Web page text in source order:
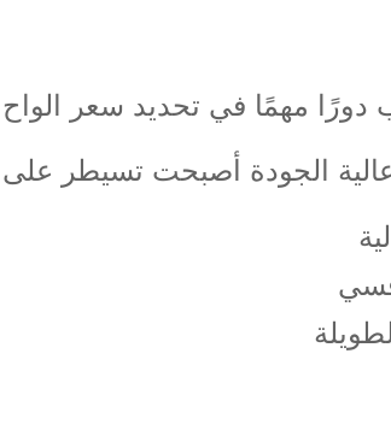
دورًا مهمًا في تحديد سعر
عالية الجودة أصبحت تسيطر